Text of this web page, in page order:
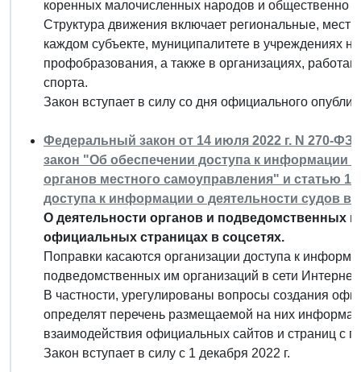
коренных малочисленных народов и общественно
Структура движения включает региональные,
каждом субъекте, муниципалитете в учреждениях
профобразования, а также в организациях,
спорта.
Закон вступает в силу со дня официального
Федеральный закон от 14 июля 2022 г. N 270-
закон "Об обеспечении доступа к информации
органов местного самоуправления" и статью
доступа к информации о деятельности судов в
О деятельности органов и подведомственных
официальных страницах в соцсетях.
Поправки касаются организации доступа к
подведомственных им организаций в сети Интернет.
В частности, урегулированы вопросы создания
определят перечень размещаемой на них
взаимодействия официальных сайтов и страниц с
Закон вступает в силу с 1 декабря 2022 г.